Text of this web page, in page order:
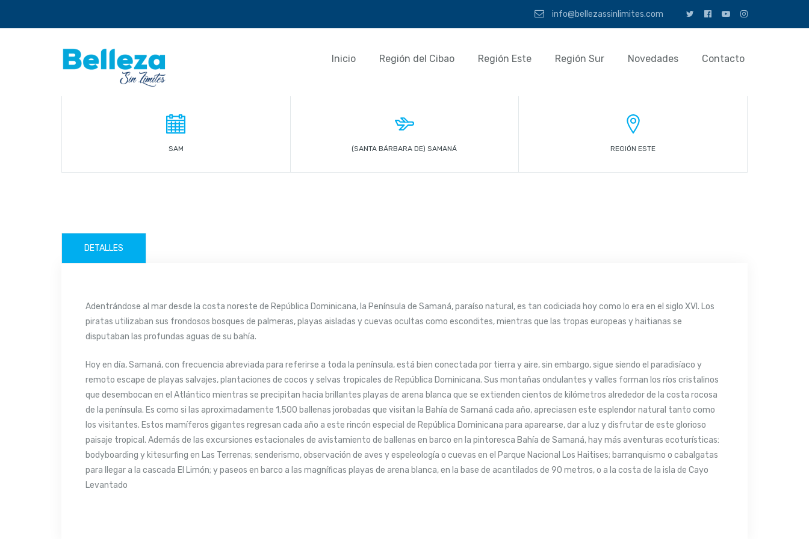
info@bellezassinlimites.com
Inicio Región del Cibao Región Este Región Sur Novedades Contacto
SAM (SANTA BÁRBARA DE) SAMANÁ REGIÓN ESTE
DETALLES
Adentrándose al mar desde la costa noreste de República Dominicana, la Península de Samaná, paraíso natural, es tan codiciada hoy como lo era en el siglo XVI. Los
piratas utilizaban sus frondosos bosques de palmeras, playas aisladas y cuevas ocultas como escondites, mientras que las tropas europeas y haitianas se
disputaban las profundas aguas de su bahía.
Hoy en día, Samaná, con frecuencia abreviada para referirse a toda la península, está bien conectada por tierra y aire, sin embargo, sigue siendo el paradisíaco y
remoto escape de playas salvajes, plantaciones de cocos y selvas tropicales de República Dominicana. Sus montañas ondulantes y valles forman los ríos cristalinos
que desembocan en el Atlántico mientras se precipitan hacia brillantes playas de arena blanca que se extienden cientos de kilómetros alrededor de la costa rocosa
de la península. Es como si las aproximadamente 1,500 ballenas jorobadas que visitan la Bahía de Samaná cada año, apreciasen este esplendor natural tanto como
los visitantes. Estos mamíferos gigantes regresan cada año a este rincón especial de República Dominicana para aparearse, dar a luz y disfrutar de este glorioso
paisaje tropical. Además de las excursiones estacionales de avistamiento de ballenas en barco en la pintoresca Bahía de Samaná, hay más aventuras ecoturísticas:
bodyboarding y kitesurfing en Las Terrenas; senderismo, observación de aves y espeleología o cuevas en el Parque Nacional Los Haitises; barranquismo o cabalgatas
para llegar a la cascada El Limón; y paseos en barco a las magníficas playas de arena blanca, en la base de acantilados de 90 metros, o a la costa de la isla de Cayo
Levantado